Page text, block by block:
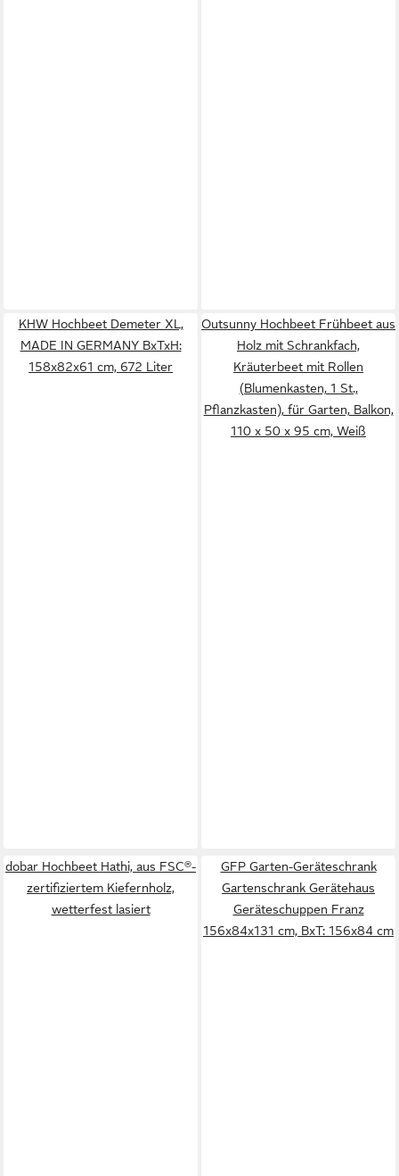
KHW Hochbeet Demeter XL,
MADE IN GERMANY BxTxH:
158x82x61 cm, 672 Liter
Outsunny Hochbeet Frühbeet aus
Holz mit Schrankfach,
Kräuterbeet mit Rollen
(Blumenkasten, 1 St.,
Pflanzkasten), für Garten, Balkon,
110 x 50 x 95 cm, Weiß
dobar Hochbeet Hathi, aus FSC®-
zertifiziertem Kiefernholz,
wetterfest lasiert
GFP Garten-Geräteschrank
Gartenschrank Gerätehaus
Geräteschuppen Franz
156x84x131 cm, BxT: 156x84 cm